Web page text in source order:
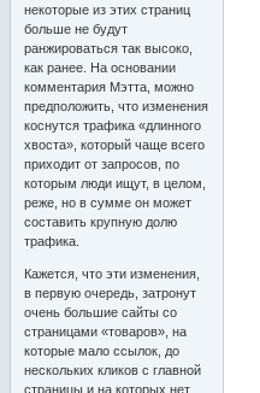
некоторые из этих страниц
больше не будут
ранжироваться так высоко,
как ранее. На основании
комментария Мэтта, можно
предположить, что изменения
коснутся трафика «длинного
хвоста», который чаще всего
приходит от запросов, по
которым люди ищут, в целом,
реже, но в сумме он может
составить крупную долю
трафика.
Кажется, что эти изменения,
в первую очередь, затронут
очень большие сайты со
страницами «товаров», на
которые мало ссылок, до
нескольких кликов с главной
страницы и на которых нет